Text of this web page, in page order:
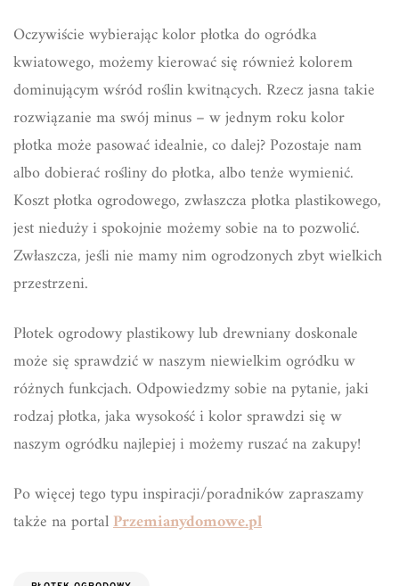
Oczywiście wybierając kolor płotka do ogródka
kwiatowego, możemy kierować się również kolorem
dominującym wśród roślin kwitnących. Rzecz jasna takie
rozwiązanie ma swój minus – w jednym roku kolor
płotka może pasować idealnie, co dalej? Pozostaje nam
albo dobierać rośliny do płotka, albo tenże wymienić.
Koszt płotka ogrodowego, zwłaszcza płotka plastikowego,
jest nieduży i spokojnie możemy sobie na to pozwolić.
Zwłaszcza, jeśli nie mamy nim ogrodzonych zbyt wielkich
przestrzeni.
Płotek ogrodowy plastikowy lub drewniany doskonale
może się sprawdzić w naszym niewielkim ogródku w
różnych funkcjach. Odpowiedzmy sobie na pytanie, jaki
rodzaj płotka, jaka wysokość i kolor sprawdzi się w
naszym ogródku najlepiej i możemy ruszać na zakupy!
Po więcej tego typu inspiracji/poradników zapraszamy
także na portalPrzemianydomowe.pl